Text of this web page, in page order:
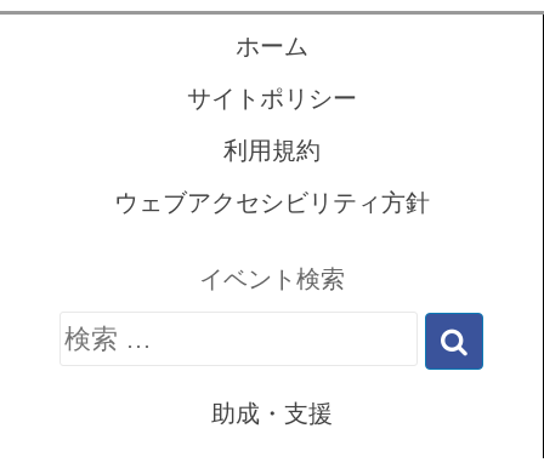
ホーム
サイトポリシー
利用規約
ウェブアクセシビリティ方針
イベント検索
検
助成・支援